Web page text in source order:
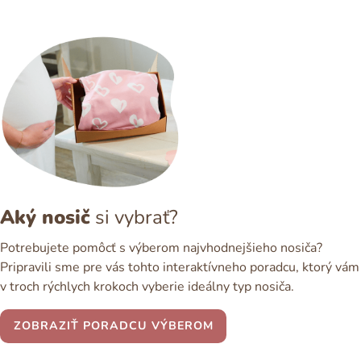
Aký nosič si vybrať?
Potrebujete pomôcť s výberom najvhodnejšieho nosiča?
Pripravili sme pre vás tohto interaktívneho poradcu, ktorý vám
v troch rýchlych krokoch vyberie ideálny typ nosiča.
ZOBRAZIŤ PORADCU VÝBEROM